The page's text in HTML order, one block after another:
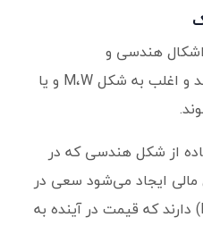
اشکال هندسی و
شکل‌گرفته‌اند و اغلب به شکل M،W و یا
از شکل هندسی که در
مالی ایجاد می‌شود سعی در
پیش‌بینی کردن نقاطی (PRZ) دارند که قیمت در آینده به